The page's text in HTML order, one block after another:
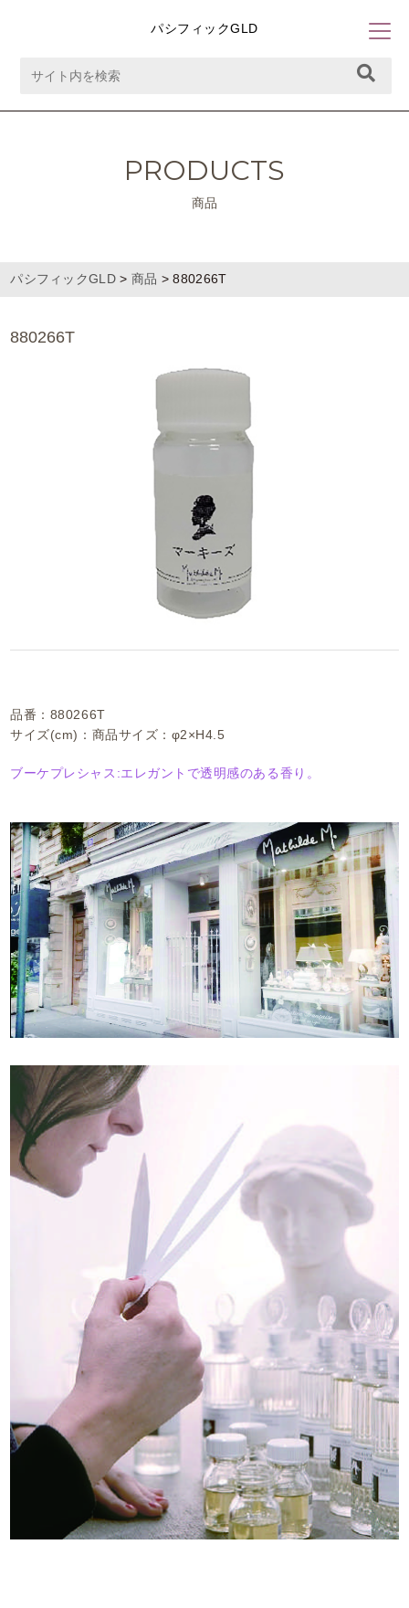
パシフィックGLD
PRODUCTS
商品
パシフィックGLD> 商品 >880266T
880266T
品番：880266T
サイズ(cm)：商品サイズ：φ2×H4.5
ブーケプレシャス:エレガントで透明感のある香り。